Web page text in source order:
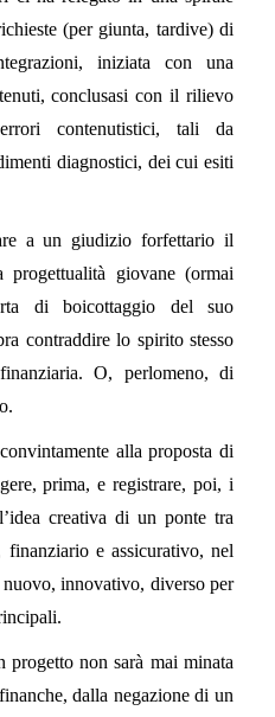
(per giunta, tardive) di
iniziata con una
conclusasi con il rilievo
contenutistici, tali da
diagnostici, dei cui esiti
a un giudizio forfettario il
giovane (ormai
di boicottaggio del suo
contraddire lo spirito stesso
O, perlomeno, di
alla proposta di
prima, e registrare, poi, i
creativa di un ponte tra
e assicurativo, nel
innovativo, diverso per
non sarà mai minata
dalla negazione di un